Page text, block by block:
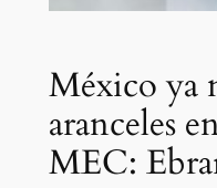
México ya
aranceles
MEC: